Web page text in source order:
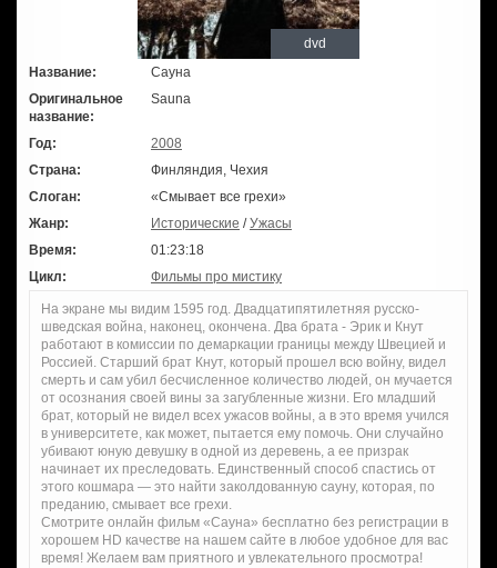
dvd
Название:
Сауна
Оригинальное
название:
Sauna
Год:
2008
Страна:
Финляндия, Чехия
Слоган:
«Смывает все грехи»
Жанр:
Исторические /Ужасы
Время:
01:23:18
Цикл:
Фильмы про мистику
На экране мы видим 1595 год. Двадцатипятилетняя русско-
шведская война, наконец, окончена. Два брата - Эрик и Кнут
работают в комиссии по демаркации границы между Швецией и
Россией. Старший брат Кнут, который прошел всю войну, видел
смерть и сам убил бесчисленное количество людей, он мучается
от осознания своей вины за загубленные жизни. Его младший
брат, который не видел всех ужасов войны, а в это время учился
в университете, как может, пытается ему помочь. Они случайно
убивают юную девушку в одной из деревень, а ее призрак
начинает их преследовать. Единственный способ спастись от
этого кошмара — это найти заколдованную сауну, которая, по
преданию, смывает все грехи.
Смотрите онлайн фильм «Сауна» бесплатно без регистрации в
хорошем HD качестве на нашем сайте в любое удобное для вас
время! Желаем вам приятного и увлекательного просмотра!